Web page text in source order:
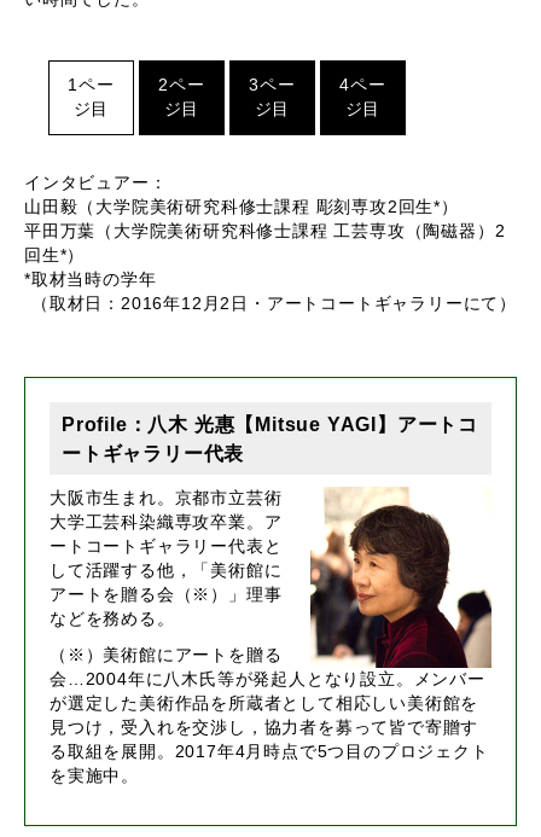
1ペー
ジ目
2ペー
ジ目
3ペー
ジ目
4ペー
ジ目
インタビュアー：
山田毅（大学院美術研究科修士課程 彫刻専攻2回生*）
平田万葉（大学院美術研究科修士課程 工芸専攻（陶磁器）2
回生*）
*取材当時の学年
（取材日：2016年12月2日・アートコートギャラリーにて）
Profile：八木 光惠【Mitsue YAGI】アートコ
ートギャラリー代表
大阪市生まれ。京都市立芸術
大学工芸科染織専攻卒業。ア
ートコートギャラリー代表と
して活躍する他，「美術館に
アートを贈る会（※）」理事
などを務める。
（※）美術館にアートを贈る
会…2004年に八木氏等が発起人となり設立。メンバー
が選定した美術作品を所蔵者として相応しい美術館を
見つけ，受入れを交渉し，協力者を募って皆で寄贈す
る取組を展開。2017年4月時点で5つ目のプロジェクト
を実施中。